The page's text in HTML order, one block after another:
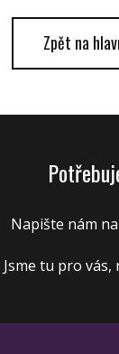
Zpět na
Napište nám
Jsme tu pro vás,